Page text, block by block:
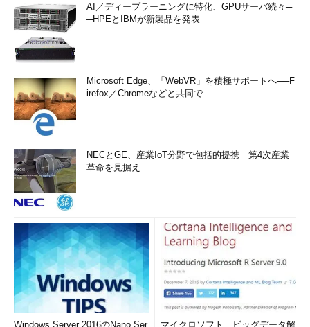
AI／ディープラーニングに特化、GPUサーバ続々─
─HPEとIBMが新製品を発表
Microsoft Edge、「WebVR」を積極サポートへ──F
irefox／Chromeなどと共同で
NECとGE、産業IoT分野で包括的提携 第4次産業
革命を見据え
Windows Server 2016のNano Ser
マイクロソフト、ビッグデータ解